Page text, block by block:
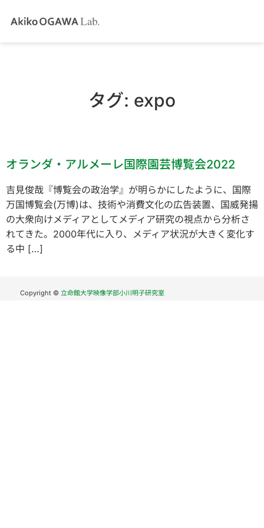
タグ: expo
オランダ・アルメーレ国際園芸博覧会2022
吉見俊哉『博覧会の政治学』が明らかにしたように、国際
万国博覧会(万博)は、技術や消費文化の広告装置、国威発揚
の大衆向けメディアとしてメディア研究の視点から分析さ
れてきた。2000年代に入り、メディア状況が大きく変化す
る中 […]
Copyright © 立命館大学映像学部小川明子研究室